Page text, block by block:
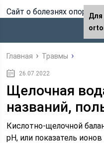
Сайт о болезнях опорно-
Главная Травмы
26.07.2022
Щелочная
названий,
Кислотно-щелочной
pH, или показатель
Для